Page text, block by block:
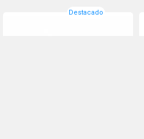
Destacado